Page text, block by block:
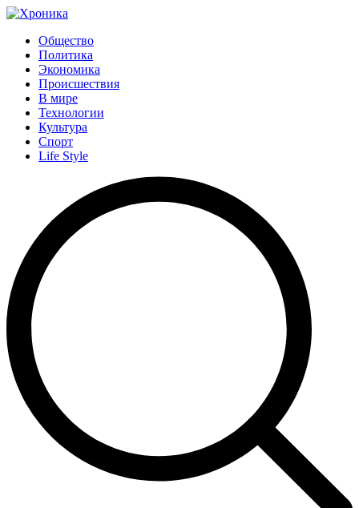
Общество
Политика
Экономика
Происшествия
В мире
Технологии
Культура
Спорт
Life Style